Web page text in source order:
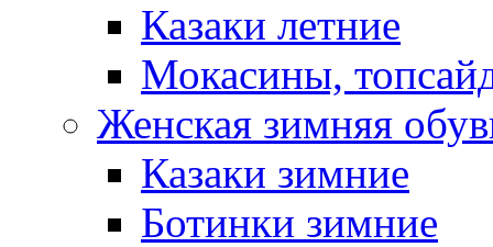
Казаки летние
Мокасины,
Женская зимняя
Казаки зимние
Ботинки зимние